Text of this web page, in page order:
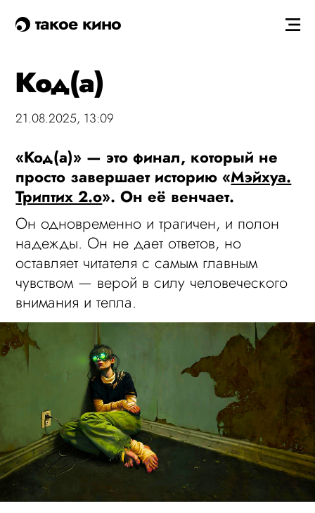
такое кино
Код(а)
21.08.2025, 13:09
«Код(а)» — это финал, который не
просто завершает историю «Мэйхуа.
Триптих 2.o». Он её венчает.
Он одновременно и трагичен, и полон
надежды. Он не дает ответов, но
оставляет читателя с самым главным
чувством — верой в силу человеческого
внимания и тепла.